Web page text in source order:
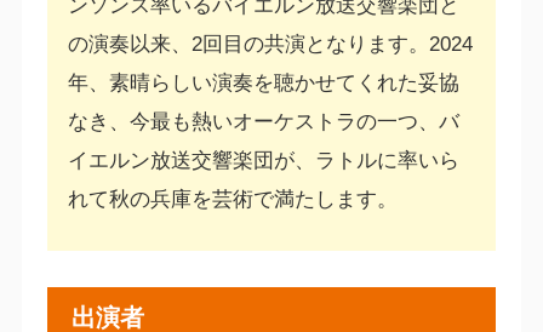
ンソンス率いるバイエルン放送交響楽団と
の演奏以来、2回目の共演となります。2024
年、素晴らしい演奏を聴かせてくれた妥協
なき、今最も熱いオーケストラの一つ、バ
イエルン放送交響楽団が、ラトルに率いら
れて秋の兵庫を芸術で満たします。
出演者